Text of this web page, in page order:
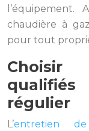
chaudière à
pour tout
Choisir
régulier
L’entretien